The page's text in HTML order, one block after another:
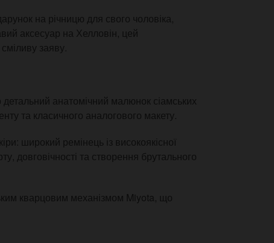
на річницю для свого чоловіка,
аксесуар на Хелловін, цей
заяву.
анатомічний малюнок сіамських
та класичного аналогового макету.
широкий ремінець із високоякісної
довговічності та створення брутального
кварцовим механізмом Miyota, що